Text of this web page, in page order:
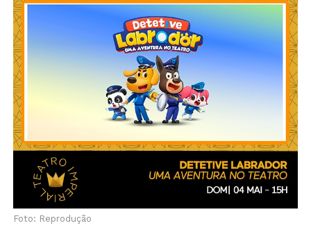
Foto: Reprodução